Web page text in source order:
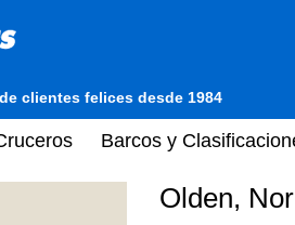
clientes felices desde 1984
Barcos y
Olden,